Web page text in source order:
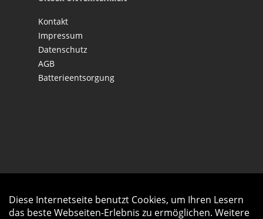
Kontakt
Impressum
Datenschutz
AGB
Batterieentsorgung
Diese Internetseite benutzt Cookies, um Ihren Lesern
das beste Webseiten-Erlebnis zu ermöglichen. Weitere
Auftrag widerrufen